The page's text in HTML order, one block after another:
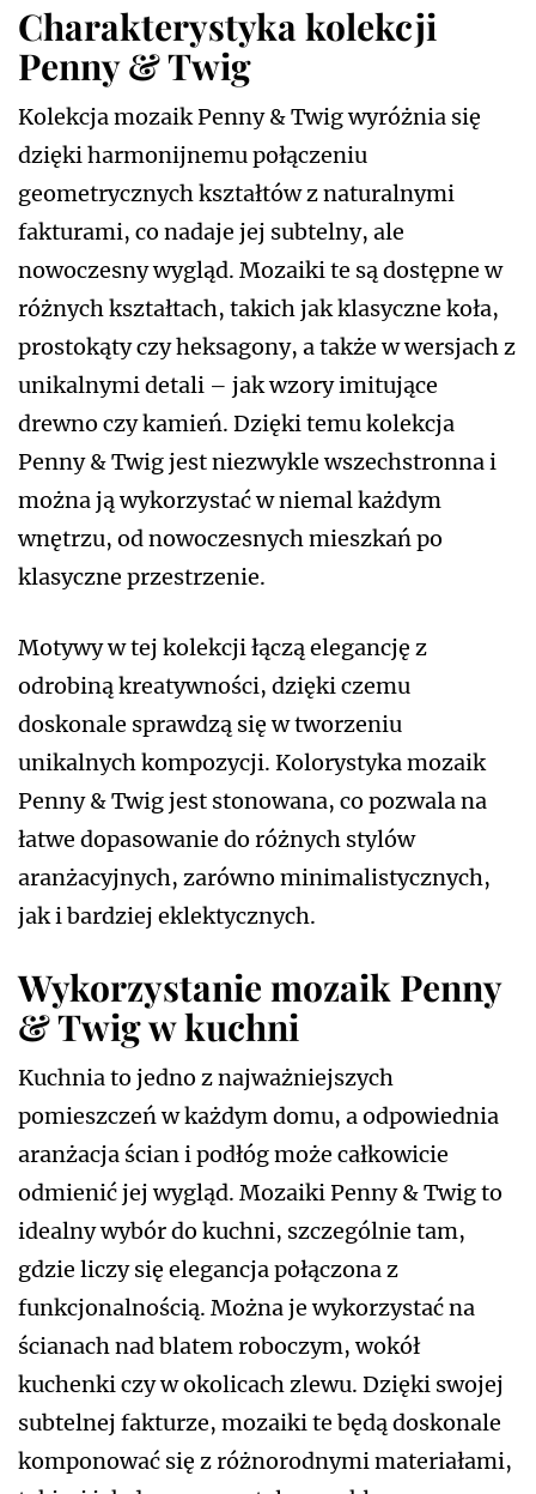
Charakterystyka kolekcji
Penny & Twig
Kolekcja mozaik Penny & Twig wyróżnia się
dzięki harmonijnemu połączeniu
geometrycznych kształtów z naturalnymi
fakturami, co nadaje jej subtelny, ale
nowoczesny wygląd. Mozaiki te są dostępne w
różnych kształtach, takich jak klasyczne koła,
prostokąty czy heksagony, a także w wersjach z
unikalnymi detali – jak wzory imitujące
drewno czy kamień. Dzięki temu kolekcja
Penny & Twig jest niezwykle wszechstronna i
można ją wykorzystać w niemal każdym
wnętrzu, od nowoczesnych mieszkań po
klasyczne przestrzenie.
Motywy w tej kolekcji łączą elegancję z
odrobiną kreatywności, dzięki czemu
doskonale sprawdzą się w tworzeniu
unikalnych kompozycji. Kolorystyka mozaik
Penny & Twig jest stonowana, co pozwala na
łatwe dopasowanie do różnych stylów
aranżacyjnych, zarówno minimalistycznych,
jak i bardziej eklektycznych.
Wykorzystanie mozaik Penny
& Twig w kuchni
Kuchnia to jedno z najważniejszych
pomieszczeń w każdym domu, a odpowiednia
aranżacja ścian i podłóg może całkowicie
odmienić jej wygląd. Mozaiki Penny & Twig to
idealny wybór do kuchni, szczególnie tam,
gdzie liczy się elegancja połączona z
funkcjonalnością. Można je wykorzystać na
ścianach nad blatem roboczym, wokół
kuchenki czy w okolicach zlewu. Dzięki swojej
subtelnej fakturze, mozaiki te będą doskonale
komponować się z różnorodnymi materiałami,